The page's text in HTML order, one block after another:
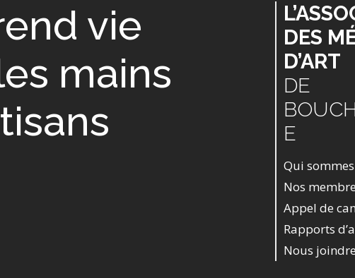
vie
mains
DES
D’ART
DE
E
Qui
Nos
Appel de
Rapports
Nous joindre